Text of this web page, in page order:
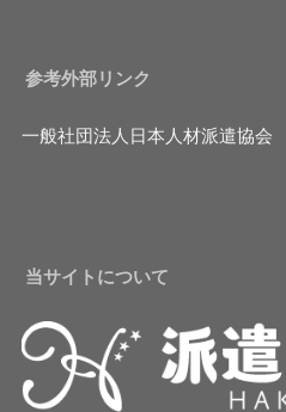
参考外部リンク
一般社団法人日本人材派遣協会
当サイトについて